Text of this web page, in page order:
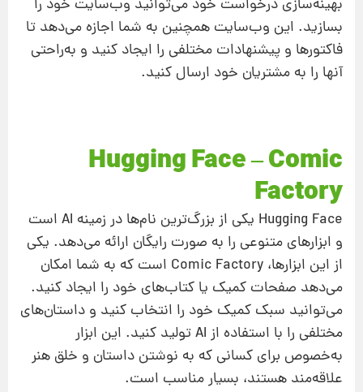
بهینه‌سازی درخواست خود می‌توانید وب‌سایت خود را
بسازید. این وب‌سایت همچنین به شما اجازه می‌دهد تا
فاکتورها و پیشنهادات مختلفی را ایجاد کنید و به‌راحتی
آنها را به مشتریان خود ارسال کنید.
Hugging Face – Comic
Factory
Hugging Face یکی از بزرگ‌ترین نام‌ها در زمینه AI است
و ابزارهای متنوعی را به صورت رایگان ارائه می‌دهد. یکی
از این ابزارها، Comic Factory است که به شما امکان
می‌دهد صفحات کمیک یا کتاب‌های خود را ایجاد کنید.
می‌توانید سبک کمیک خود را انتخاب کنید و داستان‌های
مختلفی را با استفاده از AI تولید کنید. این ابزار
به‌خصوص برای کسانی که به نوشتن داستان و خلق هنر
علاقه‌مند هستند، بسیار مناسب است.